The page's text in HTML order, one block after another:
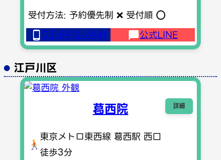
受付方法: 予約優先制 ❌ 受付順 ⭕️
03-6912-4141
公式LINE
江戸川区
詳細
葛西院
東京メトロ東西線 葛西駅 西口
徒歩3分